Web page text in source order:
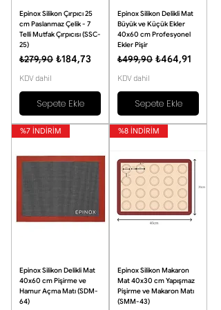
Epinox Silikon Çırpıcı 25
cm Paslanmaz Çelik - 7
Telli Mutfak Çırpıcısı (SSC-
25)
Normal Fiyat
₺279,90 İndirimli Fiyat
₺184,73
KDV dahil
Sepete Ekle
Epinox Silikon Delikli Mat
Büyük ve Küçük Ekler
40x60 cm Profesyonel
Ekler Pişir
Normal Fiyat
₺499,90 İndirimli Fiyat
₺464,91
KDV dahil
Sepete Ekle
%7 İNDİRİM
Epinox Silikon Delikli Mat
40x60 cm Pişirme ve
Hamur Açma Matı (SDM-
64)
%8 İNDİRİM
Epinox Silikon Makaron
Mat 40x30 cm Yapışmaz
Pişirme ve Makaron Matı
(SMM-43)